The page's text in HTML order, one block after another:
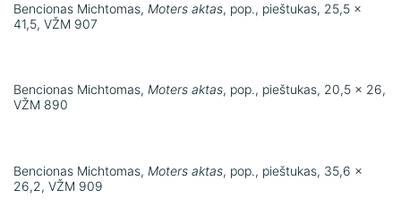
Bencionas Michtomas, Moters aktas, pop., pieštukas, 25,5 x
41,5, VŽM 907
Bencionas Michtomas, Moters aktas, pop., pieštukas, 20,5 x 26,
VŽM 890
Bencionas Michtomas, Moters aktas, pop., pieštukas, 35,6 x
26,2, VŽM 909